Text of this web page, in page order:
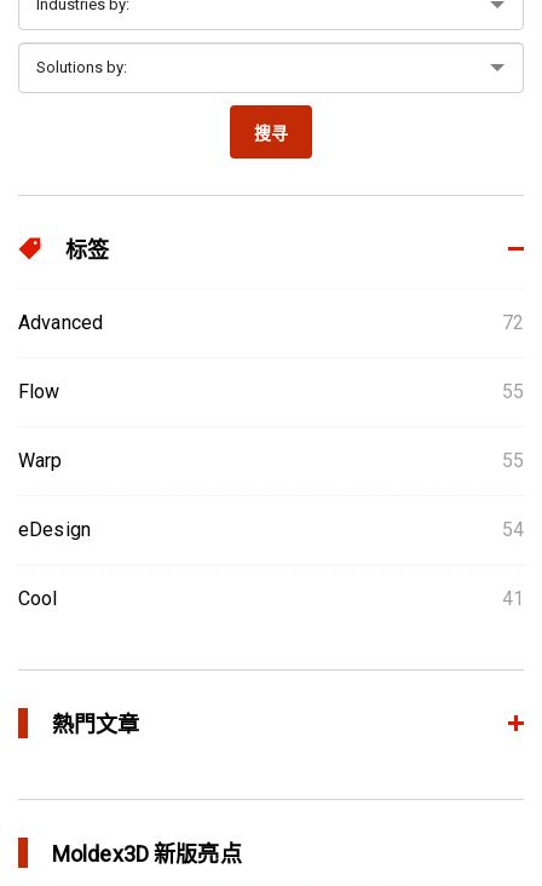
搜寻
标签
Advanced 72
Flow 55
Warp 55
eDesign 54
Cool 41
熱門文章
Moldex3D 新版亮点